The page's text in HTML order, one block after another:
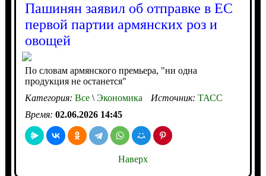
Пашинян заявил об отправке в ЕС
первой партии армянских роз и
овощей
По словам армянского премьера, "ни одна
продукция не останется"
Категория: Все\Экономика Источник: ТАСС
Время: 02.06.2026 14:45
Наверх